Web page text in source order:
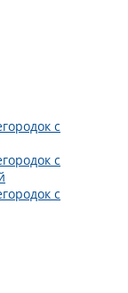
с
с
с